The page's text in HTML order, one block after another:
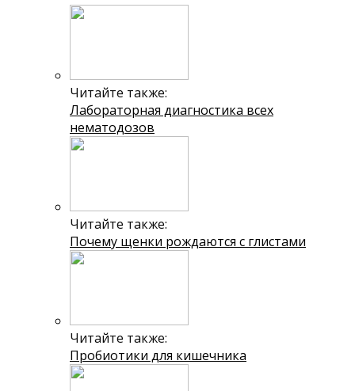
Читайте также:
Лабораторная диагностика всех
нематодозов
Читайте также:
Почему щенки рождаются с глистами
Читайте также:
Пробиотики для кишечника